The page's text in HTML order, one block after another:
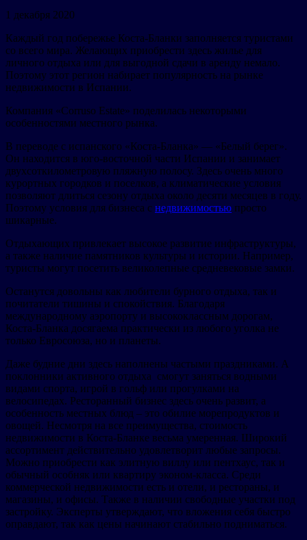
1 декабря 2020
Каждый год побережье Коста-Бланки заполняется туристами
со всего мира. Желающих приобрести здесь жилье для
личного отдыха или для выгодной сдачи в аренду немало.
Поэтому этот регион набирает популярность на рынке
недвижимости в Испании.
Компания «Corruso Estate» поделилась некоторыми
особенностями местного рынка.
В переводе с испанского «Коста-Бланка» — «Белый берег».
Он находится в юго-восточной части Испании и занимает
двухсоткилометровую пляжную полосу. Здесь очень много
курортных городков и поселков, а климатические условия
позволяют длиться сезону отдыха около десяти месяцев в году.
Поэтому условия для бизнеса с недвижимостью просто
шикарные.
Отдыхающих привлекает высокое развитие инфраструктуры,
а также наличие памятников культуры и истории. Например,
туристы могут посетить великолепные средневековые замки.
Останутся довольны как любители бурного отдыха, так и
почитатели тишины и спокойствия. Благодаря
международному аэропорту и высококлассным дорогам,
Коста-Бланка досягаема практически из любого уголка не
только Евросоюза, но и планеты.
Даже будние дни здесь наполнены частыми праздниками. А
поклонники активного отдыха смогут заняться водными
видами спорта, игрой в гольф или прогулками на
велосипедах. Ресторанный бизнес здесь очень развит, а
особенность местных блюд – это обилие морепродуктов и
овощей. Несмотря на все преимущества, стоимость
недвижимости в Коста-Бланке весьма умеренная. Широкий
ассортимент действительно удовлетворит любые запросы.
Можно приобрести как элитную виллу или пентхаус, так и
обычный особняк или квартиру эконом-класса. Среди
коммерческой недвижимости есть и отели, и рестораны, и
магазины, и офисы. Также в наличии свободные участки под
застройку. Эксперты утверждают, что вложения себя быстро
оправдают, так как цены начинают стабильно подниматься.